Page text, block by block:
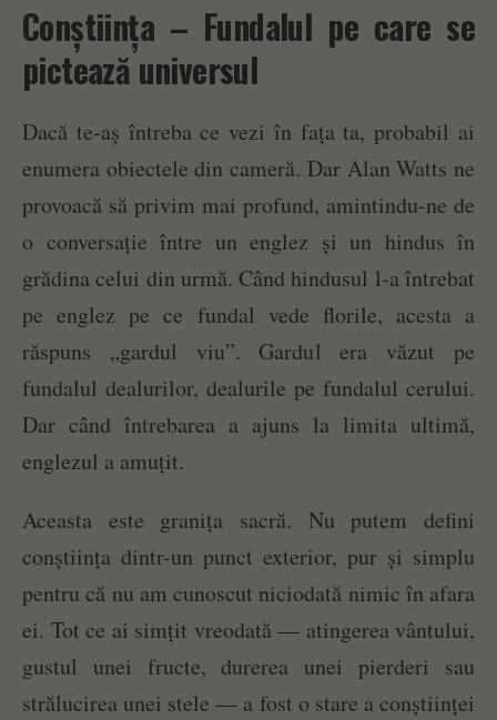
Conștiința – Fundalul pe care se
pictează universul
Dacă te-aș întreba ce vezi în fața ta, probabil ai
enumera obiectele din cameră. Dar Alan Watts ne
provoacă să privim mai profund, amintindu-ne de
o conversație între un englez și un hindus în
grădina celui din urmă. Când hindusul l-a întrebat
pe englez pe ce fundal vede florile, acesta a
răspuns „gardul viu”. Gardul era văzut pe
fundalul dealurilor, dealurile pe fundalul cerului.
Dar când întrebarea a ajuns la limita ultimă,
englezul a amuțit.
Aceasta este granița sacră. Nu putem defini
conștiința dintr-un punct exterior, pur și simplu
pentru că nu am cunoscut niciodată nimic în afara
ei. Tot ce ai simțit vreodată — atingerea vântului,
gustul unei fructe, durerea unei pierderi sau
strălucirea unei stele — a fost o stare a conștiinței